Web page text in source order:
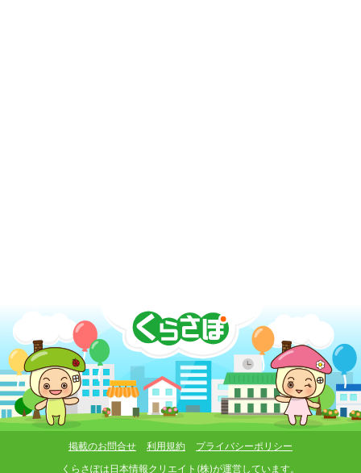
掲載のお問合せ 利用規約
プライバシーポリシー
くらさぽは 日本情報クリエイト(株)が運営しています。